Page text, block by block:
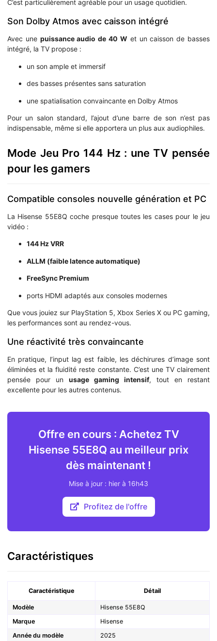
C’est particulièrement agréable pour un usage quotidien.
Son Dolby Atmos avec caisson intégré
Avec une puissance audio de 40 W et un caisson de basses
intégré, la TV propose :
un son ample et immersif
des basses présentes sans saturation
une spatialisation convaincante en Dolby Atmos
Pour un salon standard, l’ajout d’une barre de son n’est pas
indispensable, même si elle apportera un plus aux audiophiles.
Mode Jeu Pro 144 Hz : une TV pensée
pour les gamers
Compatible consoles nouvelle génération et PC
La Hisense 55E8Q coche presque toutes les cases pour le jeu
vidéo :
144 Hz VRR
ALLM (faible latence automatique)
FreeSync Premium
ports HDMI adaptés aux consoles modernes
Que vous jouiez sur PlayStation 5, Xbox Series X ou PC gaming,
les performances sont au rendez-vous.
Une réactivité très convaincante
En pratique, l’input lag est faible, les déchirures d’image sont
éliminées et la fluidité reste constante. C’est une TV clairement
pensée pour un usage gaming intensif, tout en restant
excellente pour les autres contenus.
Offre en cours : Achetez TV
Hisense 55E8Q au meilleur prix
dès maintenant !
Mise à jour : hier à 16h43
Profitez de l'offre
Caractéristiques
Caractéristique Détail
Modèle
Hisense 55E8Q
Marque
Hisense
Année du modèle
2025